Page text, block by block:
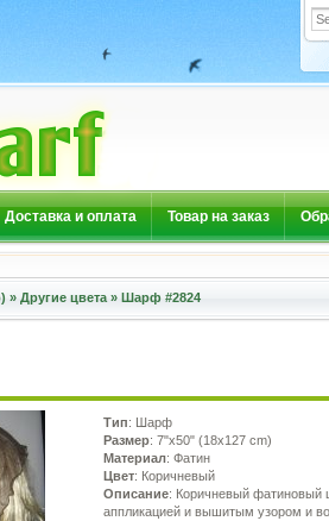
Доставка и оплата Товар на заказ
» Другие цвета » Шарф #2824
Тип: Шарф
Размер: 7"x50" (18x127 cm)
Материал: Фатин
Цвет: Коричневый
Описание: Коричневый фатиновый
аппликацией и вышитым узором и